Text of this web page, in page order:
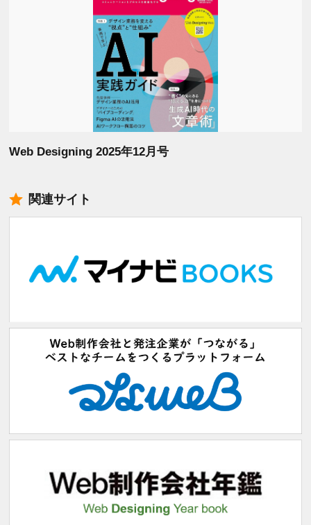
Web Designing 2025年12月号
関連サイト